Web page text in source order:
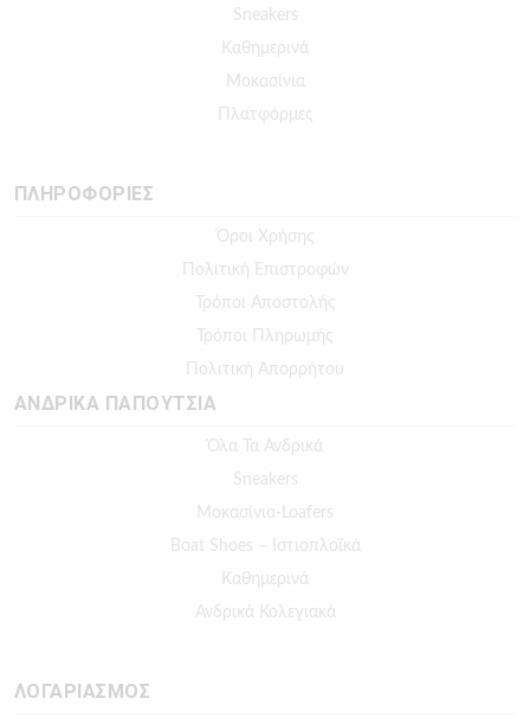
Sneakers
Καθημερινά
Μοκασίνια
Πλατφόρμες
ΠΛΗΡΟΦΟΡΙΕΣ
Όροι Χρήσης
Πολιτική Επιστροφών
Τρόποι Αποστολής
Τρόποι Πληρωμής
Πολιτική Απορρήτου
ΑΝΔΡΙΚΑ ΠΑΠΟΥΤΣΙΑ
Όλα Τα Ανδρικά
Sneakers
Μοκασίνια-Loafers
Boat Shoes – Ιστιοπλοϊκά
Καθημερινά
Ανδρικά Κολεγιακά
ΛΟΓΑΡΙΑΣΜΟΣ